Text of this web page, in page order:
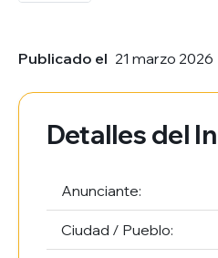
Publicado el 21 marzo 2026
Detalles del
Anunciante:
Ciudad / Pueblo: